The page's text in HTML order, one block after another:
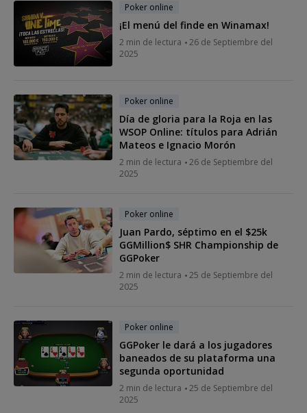
Poker online
¡El menú del finde en Winamax!
2 min de lectura
26 de Septiembre del
2025
Poker online
Día de gloria para la Roja en las
WSOP Online: títulos para Adrián
Mateos e Ignacio Morón
2 min de lectura
26 de Septiembre del
2025
Poker online
Juan Pardo, séptimo en el $25k
GGMillion$ SHR Championship de
GGPoker
2 min de lectura
25 de Septiembre del
2025
Poker online
GGPoker le dará a los jugadores
baneados de su plataforma una
segunda oportunidad
2 min de lectura
25 de Septiembre del
2025